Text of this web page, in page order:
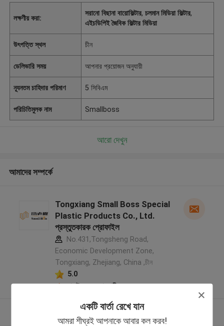
একটি বার্তা রেখে যান
আমরা শীঘ্রই আপনাকে আবার কল করব!
লক্ষণীয় করা:
সরানো বিছানা বায়োফিল্টার,চলমান মিডিয়া ফিল্টার,
এইচডিপিই জৈবিক ফিল্টার মিডিয়া
উৎপত্তি স্থল চীন
ডেলিভারি সময় আপনার প্রয়োজন অনুযায়ী
ন্যূনতম চাহিদার পরিমাণ 5 সিবিএম
পরিচিতিমুলক নাম Smallboss
আরো দেখুন
আমাদের সম্পর্কে
Tongxiang Small Boss Special
Plastic Products Co., Ltd.
প্রস্তুতকারক প্রোফাইল
No.431,Tongsheng Road,
Economic Development Zone,
Tongxiang, Zhejiang, China ,চীন
5.0
যাচাইকৃত সরবরাহকারী
আরো দেখুন